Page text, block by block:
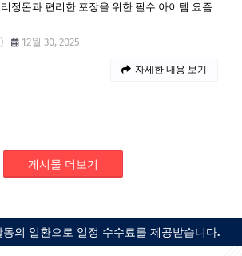
정돈과 편리한 포장을 위한 필수 아이템 요즘
12월 30, 2025
자세한 내용 보기
게시물 더보기
의 일환으로 일정 수수료를 제공받습니다.